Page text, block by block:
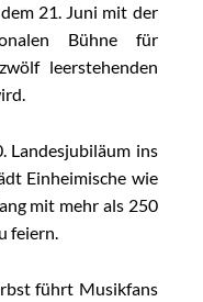
21. Juni mit der
Bühne für
leerstehenden
Landesjubiläum ins
Einheimische wie
mit mehr als 250
feiern.
führt Musikfans